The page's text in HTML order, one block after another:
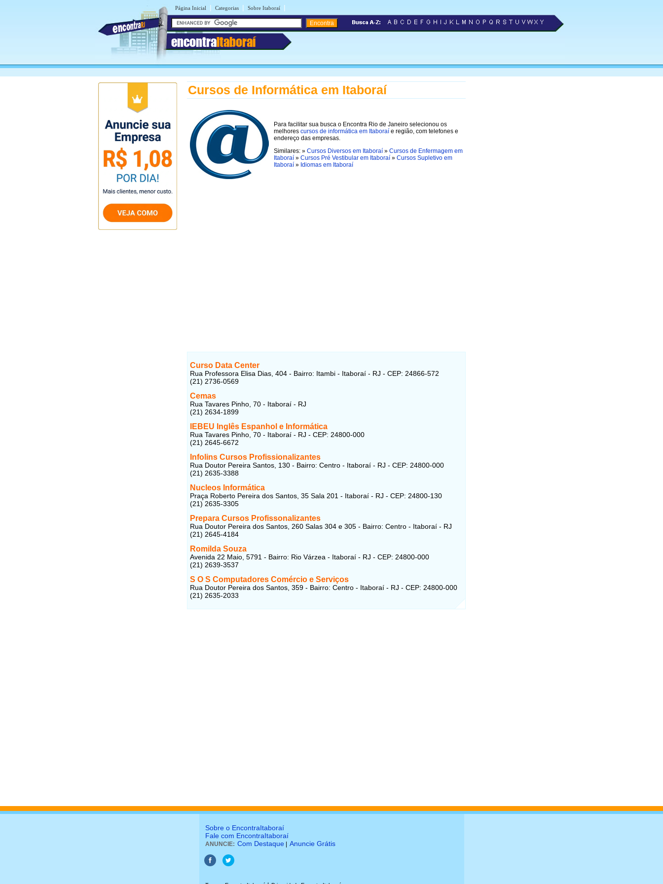
Página Inicial | Categorias | Sobre Itaboraí |
encontraItaboraí
Cursos de Informática em Itaboraí
Para facilitar sua busca o Encontra Rio de Janeiro selecionou os
melhores cursos de informática em Itaboraí e região, com telefones e
endereço das empresas.
Similares: » Cursos Diversos em Itaboraí » Cursos de Enfermagem em
Itaboraí » Cursos Pré Vestibular em Itaboraí » Cursos Supletivo em
Itaboraí » Idiomas em Itaboraí
Curso Data Center
Rua Professora Elisa Dias, 404 - Bairro: Itambi - Itaboraí - RJ - CEP: 24866-572
(21) 2736-0569
Cemas
Rua Tavares Pinho, 70 - Itaboraí - RJ
(21) 2634-1899
IEBEU Inglês Espanhol e Informática
Rua Tavares Pinho, 70 - Itaboraí - RJ - CEP: 24800-000
(21) 2645-6672
Infolins Cursos Profissionalizantes
Rua Doutor Pereira Santos, 130 - Bairro: Centro - Itaboraí - RJ - CEP: 24800-000
(21) 2635-3388
Nucleos Informática
Praça Roberto Pereira dos Santos, 35 Sala 201 - Itaboraí - RJ - CEP: 24800-130
(21) 2635-3305
Prepara Cursos Profissonalizantes
Rua Doutor Pereira dos Santos, 260 Salas 304 e 305 - Bairro: Centro - Itaboraí - RJ
(21) 2645-4184
Romilda Souza
Avenida 22 Maio, 5791 - Bairro: Rio Várzea - Itaboraí - RJ - CEP: 24800-000
(21) 2639-3537
S O S Computadores Comércio e Serviços
Rua Doutor Pereira dos Santos, 359 - Bairro: Centro - Itaboraí - RJ - CEP: 24800-000
(21) 2635-2033
Sobre o EncontraItaboraí
Fale com EncontraItaboraí
ANUNCIE: Com Destaque Anuncie Grátis